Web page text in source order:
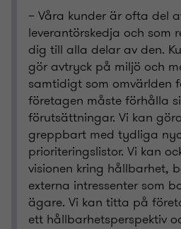
– Våra kunder är ofta del
leverantörskedja och som
dig till alla delar av den.
gör avtryck på miljö och
samtidigt som omvärlden
företagen måste förhålla
förutsättningar. Vi kan
greppbart med tydliga
prioriteringslistor. Vi kan
visionen kring hållbarhet,
externa intressenter som
ägare. Vi kan titta på
ett hållbarhetsperspektiv